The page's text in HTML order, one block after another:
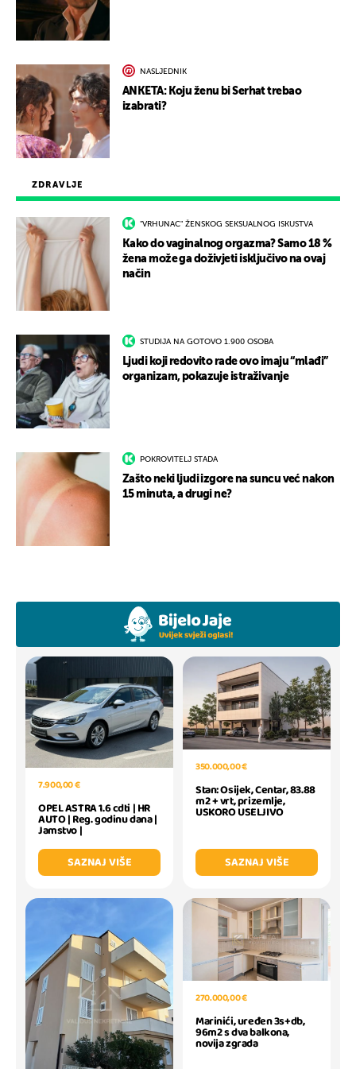
ZDRAVLJE
"VRHUNAC" ŽENSKOG SEKSUALNOG ISKUSTVA
Kako do vaginalnog orgazma? Samo 18 %
žena može ga doživjeti isključivo na ovaj
način
STUDIJA NA GOTOVO 1.900 OSOBA
Ljudi koji redovito rade ovo imaju “mlađi”
organizam, pokazuje istraživanje
POKROVITELJ STADA
Zašto neki ljudi izgore na suncu već nakon
15 minuta, a drugi ne?
NASLJEDNIK
ANKETA: Koju ženu bi Serhat trebao
izabrati?
7.900,00 €
OPEL ASTRA 1.6 cdti | HR
AUTO | Reg. godinu dana |
Jamstvo |
SAZNAJ VIŠE
350.000,00 €
Stan: Osijek, Centar, 83.88
m2 + vrt, prizemlje,
USKORO USELJIVO
SAZNAJ VIŠE
270.000,00 €
Marinići, uređen 3s+db,
96m2 s dva balkona,
novija zgrada